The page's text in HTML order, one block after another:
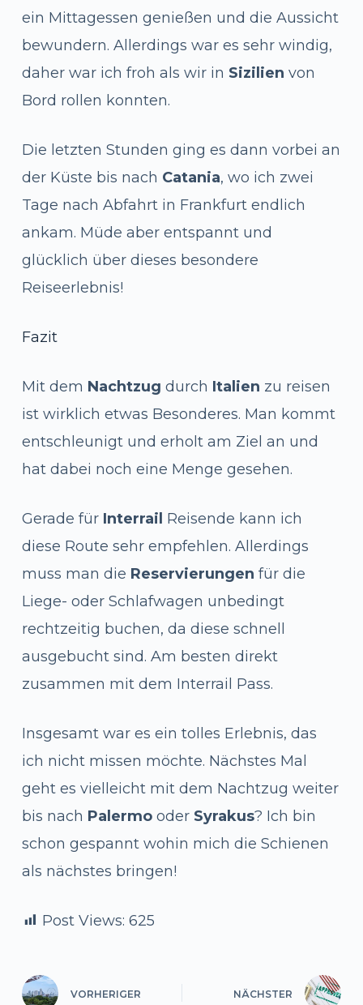
ein Mittagessen genießen und die Aussicht
bewundern. Allerdings war es sehr windig,
daher war ich froh als wir in Sizilien von
Bord rollen konnten.
Die letzten Stunden ging es dann vorbei an
der Küste bis nach Catania, wo ich zwei
Tage nach Abfahrt in Frankfurt endlich
ankam. Müde aber entspannt und
glücklich über dieses besondere
Reiseerlebnis!
Fazit
Mit dem Nachtzug durch Italien zu reisen
ist wirklich etwas Besonderes. Man kommt
entschleunigt und erholt am Ziel an und
hat dabei noch eine Menge gesehen.
Gerade für Interrail Reisende kann ich
diese Route sehr empfehlen. Allerdings
muss man die Reservierungen für die
Liege- oder Schlafwagen unbedingt
rechtzeitig buchen, da diese schnell
ausgebucht sind. Am besten direkt
zusammen mit dem Interrail Pass.
Insgesamt war es ein tolles Erlebnis, das
ich nicht missen möchte. Nächstes Mal
geht es vielleicht mit dem Nachtzug weiter
bis nach Palermooder Syrakus? Ich bin
schon gespannt wohin mich die Schienen
als nächstes bringen!
Post Views: 625
VORHERIGER NÄCHSTER